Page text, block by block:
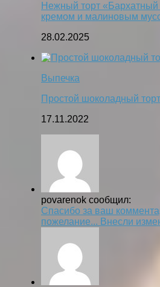
Нежный торт «Бархатный
кремом и малиновым
28.02.2025
Выпечка
Простой шоколадный
17.11.2022
povarenok сообщил:
Спасибо за ваш
пожелание... Внесли